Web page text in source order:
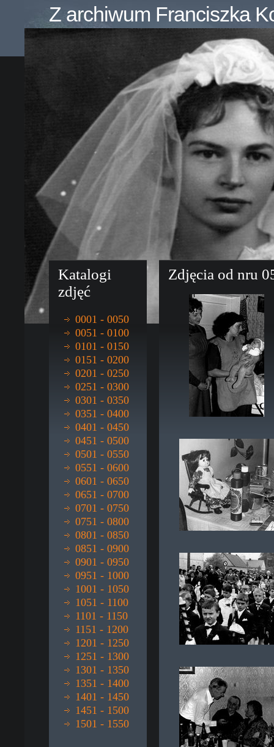
Z archiwum Franciszka
Katalogi
zdjęć
0001 - 0050
0051 - 0100
0101 - 0150
0151 - 0200
0201 - 0250
0251 - 0300
0301 - 0350
0351 - 0400
0401 - 0450
0451 - 0500
0501 - 0550
0551 - 0600
0601 - 0650
0651 - 0700
0701 - 0750
0751 - 0800
0801 - 0850
0851 - 0900
0901 - 0950
0951 - 1000
1001 - 1050
1051 - 1100
1101 - 1150
1151 - 1200
1201 - 1250
1251 - 1300
1301 - 1350
1351 - 1400
1401 - 1450
1451 - 1500
1501 - 1550
Zdjęcia od nru